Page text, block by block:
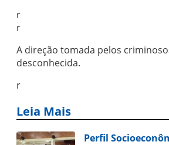
r
r
A direção tomada pelos
desconhecida.
r
Leia Mais
Perfil